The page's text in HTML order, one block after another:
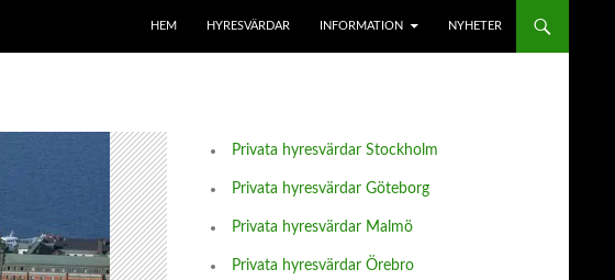
HEM HYRESVÄRDAR INFORMATION NYHETER
Privata hyresvärdar Stockholm
Privata hyresvärdar Göteborg
Privata hyresvärdar Malmö
Privata hyresvärdar Örebro